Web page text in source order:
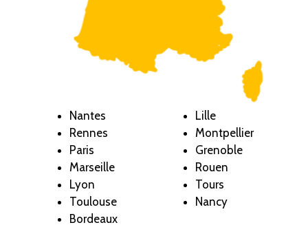
Nantes
Rennes
Paris
Marseille
Lyon
Toulouse
Bordeaux
Lille
Montpellier
Grenoble
Rouen
Tours
Nancy